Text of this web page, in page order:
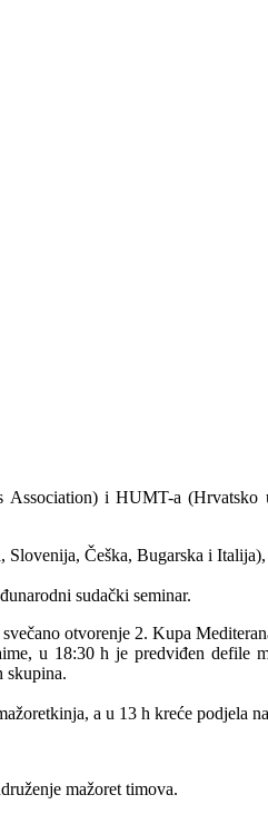
i HUMT-a (Hrvatsko
Češka, Bugarska i
sudački seminar.
otvorenje 2. Kupa
u 18:30 h je predviđen defile
skupina.
a u 13 h kreće podjela
mažoret timova.